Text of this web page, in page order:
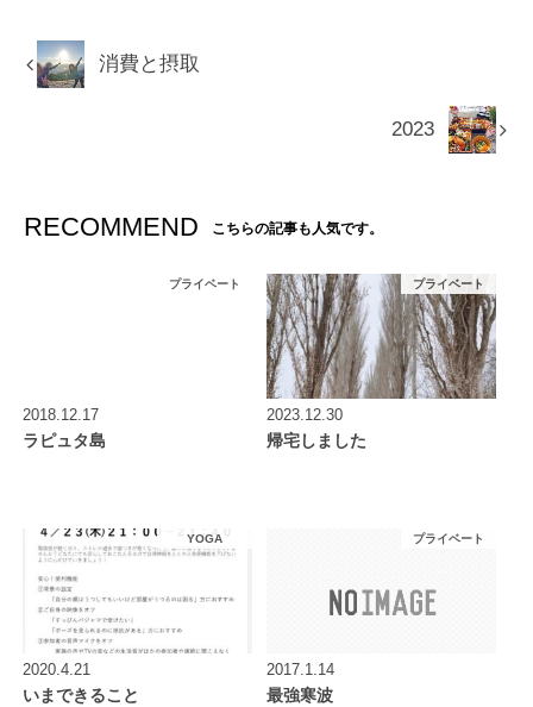
消費と摂取
2023
RECOMMEND こちらの記事も人気です。
プライベート
2018.12.17
ラピュタ島
プライベート
2023.12.30
帰宅しました
YOGA
2020.4.21
いまできること
プライベート
2017.1.14
最強寒波